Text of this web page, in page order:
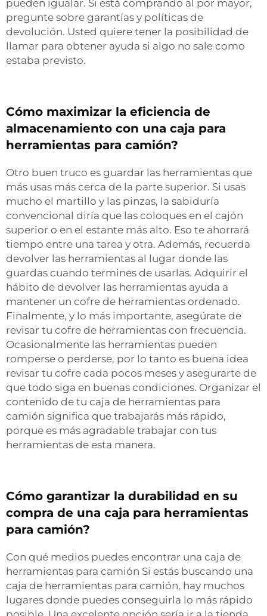
pueden igualar. Si está comprando al por mayor,
pregunte sobre garantías y políticas de
devolución. Usted quiere tener la posibilidad de
llamar para obtener ayuda si algo no sale como
estaba previsto.
Cómo maximizar la eficiencia de
almacenamiento con una caja para
herramientas para camión?
Otro buen truco es guardar las herramientas que
más usas más cerca de la parte superior. Si usas
mucho el martillo y las pinzas, la sabiduría
convencional diría que las coloques en el cajón
superior o en el estante más alto. Eso te ahorrará
tiempo entre una tarea y otra. Además, recuerda
devolver las herramientas al lugar donde las
guardas cuando termines de usarlas. Adquirir el
hábito de devolver las herramientas ayuda a
mantener un cofre de herramientas ordenado.
Finalmente, y lo más importante, asegúrate de
revisar tu cofre de herramientas con frecuencia.
Ocasionalmente las herramientas pueden
romperse o perderse, por lo tanto es buena idea
revisar tu cofre cada pocos meses y asegurarte de
que todo siga en buenas condiciones. Organizar el
contenido de tu caja de herramientas para
camión significa que trabajarás más rápido,
porque es más agradable trabajar con tus
herramientas de esta manera.
Cómo garantizar la durabilidad en su
compra de una caja para herramientas
para camión?
Con qué medios puedes encontrar una caja de
herramientas para camión Si estás buscando una
caja de herramientas para camión, hay muchos
lugares donde puedes conseguirla lo más rápido